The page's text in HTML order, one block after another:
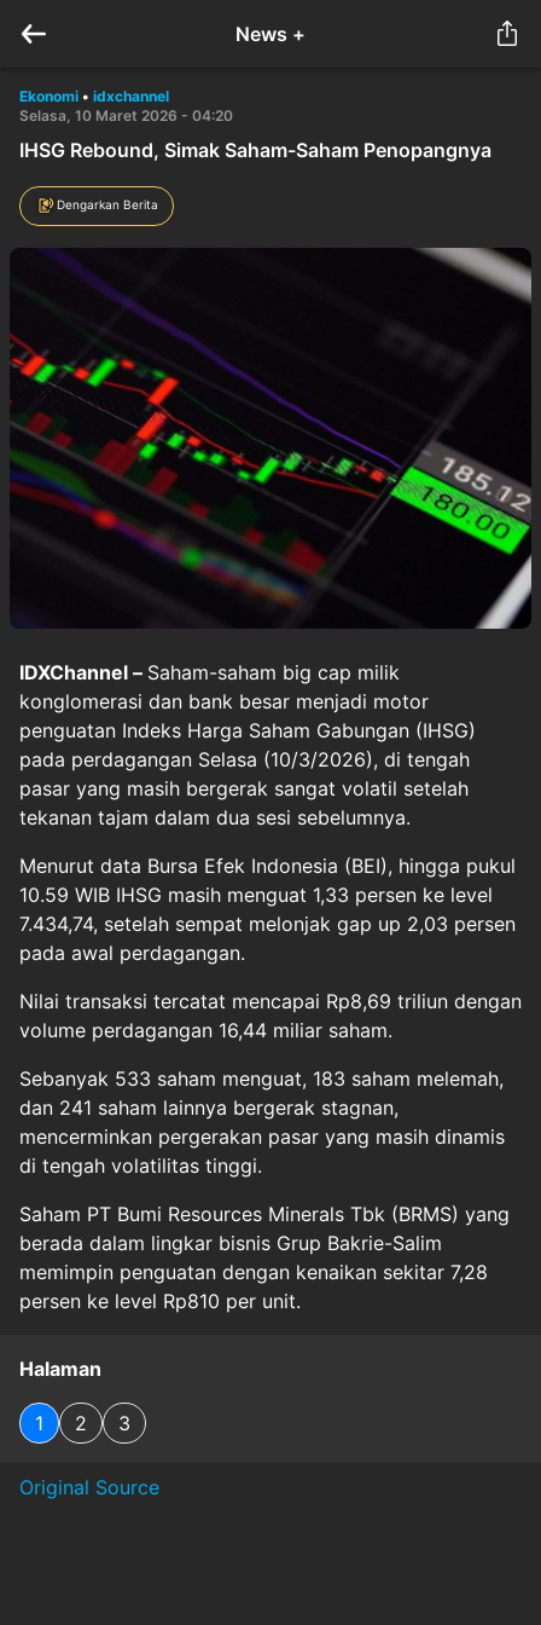
News +
Ekonomi • idxchannel
Selasa, 10 Maret 2026 - 04:20
IHSG Rebound, Simak Saham-Saham Penopangnya
Dengarkan Berita
IDXChannel – Saham-saham big cap milik
konglomerasi dan bank besar menjadi motor
penguatan Indeks Harga Saham Gabungan (IHSG)
pada perdagangan Selasa (10/3/2026), di tengah
pasar yang masih bergerak sangat volatil setelah
tekanan tajam dalam dua sesi sebelumnya.
Menurut data Bursa Efek Indonesia (BEI), hingga pukul
10.59 WIB IHSG masih menguat 1,33 persen ke level
7.434,74, setelah sempat melonjak gap up 2,03 persen
pada awal perdagangan.
Nilai transaksi tercatat mencapai Rp8,69 triliun dengan
volume perdagangan 16,44 miliar saham.
Sebanyak 533 saham menguat, 183 saham melemah,
dan 241 saham lainnya bergerak stagnan,
mencerminkan pergerakan pasar yang masih dinamis
di tengah volatilitas tinggi.
Saham PT Bumi Resources Minerals Tbk (BRMS) yang
berada dalam lingkar bisnis Grup Bakrie-Salim
memimpin penguatan dengan kenaikan sekitar 7,28
persen ke level Rp810 per unit.
Halaman
1 2 3
Original Source